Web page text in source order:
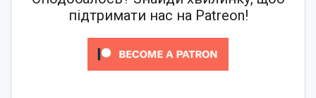
підтримати нас на Patreon!